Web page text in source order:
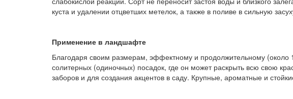
куста и удалении отцветших метелок, а также в поливе в сильную
Применение в ландшафте
Благодаря своим размерам, эффектному и продолжительному
солитерных (одиночных) посадок, где он может раскрыть всю свою
заборов и для создания акцентов в саду. Крупные, ароматные и